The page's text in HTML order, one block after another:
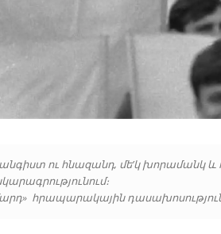
ու հնազանդ, մե’կ խորամանկ և
հրապարակային